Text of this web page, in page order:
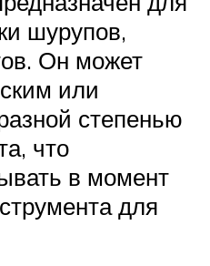
шурупов,
Он может
или
степенью
что
в момент
для